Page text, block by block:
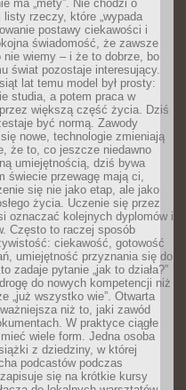
ma „mety”. Nie chodzi o
rzeczy, które „wypada
postawy ciekawości i
świadomość, że zawsze
nie wiemy – i że to dobrze, bo
świat pozostaje interesujący.
lat temu model był prosty:
studia, a potem praca w
większą część życia. Dziś
być normą. Zawody
nowe, technologie zmieniają
że to, co jeszcze niedawno
umiejętnością, dziś bywa
świecie przewagę mają ci,
się nie jako etap, ale jako
życia. Uczenie się przez
oznaczać kolejnych dyplomów i
Często to raczej sposób
ciekawość, gotowość
umiejętność przyznania się do
zadaje pytanie „jak to działa?”
do nowych kompetencji niż
„już wszystko wie”. Otwarta
niż to, jaki zawód
W praktyce ciągłe
wiele form. Jedna osoba
z dziedziny, w której
podcastów podczas
się na krótkie kursy